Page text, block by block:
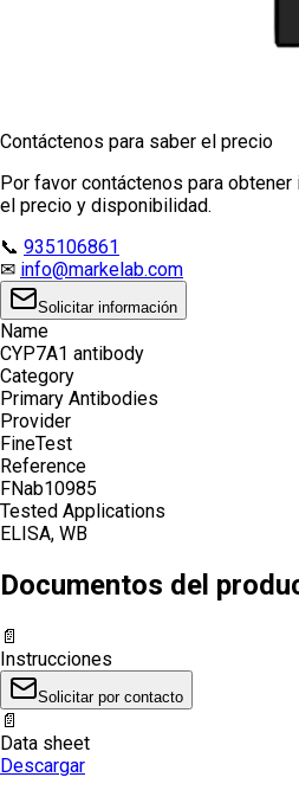
Contáctenos para saber el precio
Por favor contáctenos para
el precio y disponibilidad.
📞 935106861
✉ info@markelab.com
Solicitar información
Name
CYP7A1 antibody
Category
Primary Antibodies
Provider
FineTest
Reference
FNab10985
Tested Applications
ELISA, WB
Documentos del
📄
Instrucciones
Solicitar por contacto
📄
Data sheet
Descargar